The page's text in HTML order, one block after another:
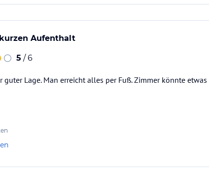
Aufenthalt
5 / 6
guter Lage. Man erreicht alles per Fuß. Zimmer könnte